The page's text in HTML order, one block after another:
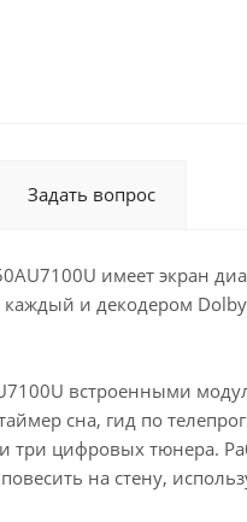
Задать вопрос
имеет экран
и декодером
встроенными
сна, гид по
цифровых тюнера.
на стену,